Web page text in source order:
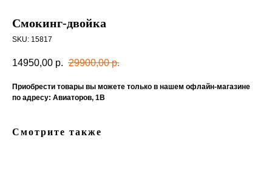
Cмокинг-двойка
SKU: 15817
14950,00 р. 29900,00 р.
Приобрести товары вы можете только в нашем офлайн-магазине
по адресу: Авиаторов, 1В
Смотрите также